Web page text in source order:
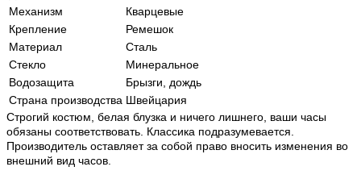
Механизм
Кварцевые
Крепление
Ремешок
Материал
Сталь
Стекло
Минеральное
Водозащита
Брызги, дождь
Страна производства Швейцария
Строгий костюм, белая блузка и ничего лишнего, ваши часы
обязаны соответствовать. Классика подразумевается.
Производитель оставляет за собой право вносить изменения во
внешний вид часов.